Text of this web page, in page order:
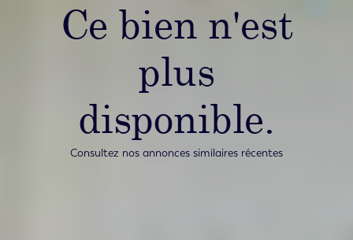
Ce bien n'est
plus
disponible.
Consultez nos annonces similaires récentes